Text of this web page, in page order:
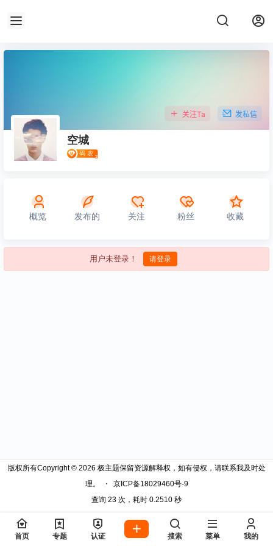
空城
关注Ta 发私信
概览 发布的 关注 粉丝 收藏
用户未登录！ 请登录
版权所有Copyright © 2026 极主题保留资源解释权，如有侵权，请联系我及时处
理。
・
京ICP备18029460号-9
查询 23 次，耗时 0.2510 秒
首页 专题 认证 搜索 菜单 我的